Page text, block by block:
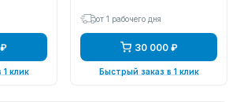
клик
от 1 рабочего дня
30 000 ₽
Быстрый заказ в 1 клик